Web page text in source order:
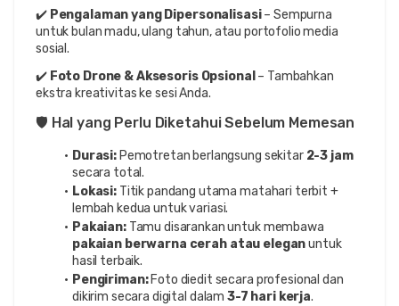
✔️ Pengalaman yang Dipersonalisasi – Sempurna
untuk bulan madu, ulang tahun, atau portofolio media
sosial.
✔️ Foto Drone & Aksesoris Opsional – Tambahkan
ekstra kreativitas ke sesi Anda.
🛡️ Hal yang Perlu Diketahui Sebelum Memesan
Durasi: Pemotretan berlangsung sekitar 2-3 jam
secara total.
Lokasi: Titik pandang utama matahari terbit +
lembah kedua untuk variasi.
Pakaian:
pakaian berwarna cerah atau elegan untuk
hasil terbaik.
Pengiriman: Foto diedit secara profesional dan
dikirim secara digital dalam 3-7 hari kerja.